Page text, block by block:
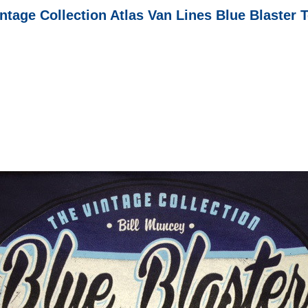
Collection Atlas Van Lines Blue Blaster